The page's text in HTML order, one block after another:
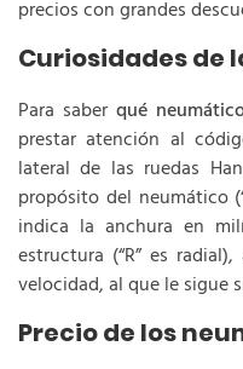
precios con grandes
Curiosidades de
Para saberqué
prestar atención al
lateral de las ruedas
propósito del neumático
indica la anchura en
estructura (“R” es
velocidad, al que le sigue
Precio de los